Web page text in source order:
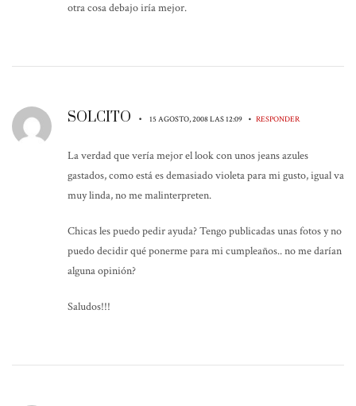
otra cosa debajo iría mejor.
SOLCITO • 15 AGOSTO, 2008 LAS 12:09 • RESPONDER
La verdad que vería mejor el look con unos jeans azules
gastados, como está es demasiado violeta para mi gusto, igual va
muy linda, no me malinterpreten.
Chicas les puedo pedir ayuda? Tengo publicadas unas fotos y no
puedo decidir qué ponerme para mi cumpleaños.. no me darían
alguna opinión?
Saludos!!!